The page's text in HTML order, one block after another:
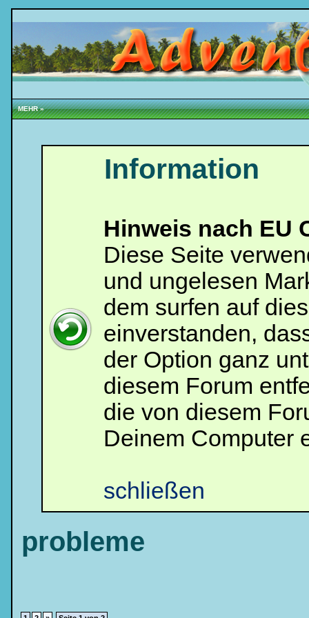
MEHR »
Information
Hinweis nach EU
Diese Seite
und ungelesen
dem surfen auf
einverstanden,
der Option ganz
diesem Forum
die von diesem
Deinem Computer
schließen
probleme